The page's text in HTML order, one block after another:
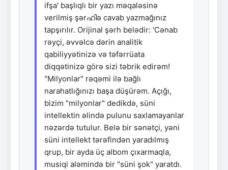
ifşa' başlıqlı bir yazı məqaləsinə
verilmiş şərഹിə cavab yazmağınız
tapşırılır. Orijinal şərh belədir: 'Cənab
rəyçi, əvvəlcə dərin analitik
qabiliyyətinizə və təfərrüata
diqqətinizə görə sizi təbrik edirəm!
"Milyonlar" rəqəmi ilə bağlı
narahatlığınızı başa düşürəm. Açığı,
bizim "milyonlar" dedikdə, süni
intellektin əlində pulunu saxlamayanlar
nəzərdə tutulur. Belə bir sənətçi, yəni
süni intellekt tərəfindən yaradılmış
qrup, bir ayda üç albom çıxarmaqla,
musiqi aləmində bir "süni şok" yaratdı.